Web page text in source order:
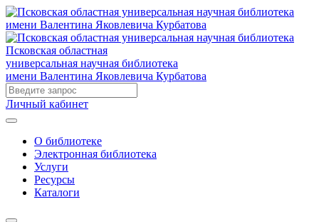
Псковская областная
универсальная научная библиотека
имени Валентина Яковлевича Курбатова
Личный кабинет
О библиотеке
Электронная библиотека
Услуги
Ресурсы
Каталоги